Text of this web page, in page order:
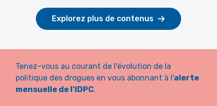
Explorez plus de contenus
Tenez-vous au courant de l'évolution de la
politique des drogues en vous abonnant à l'alerte
mensuelle de l'IDPC.